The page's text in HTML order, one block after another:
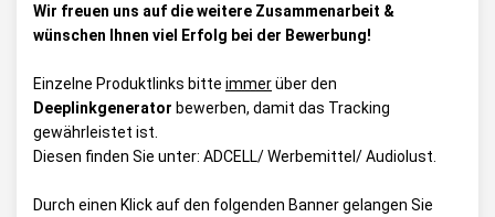
Wir freuen uns auf die weitere Zusammenarbeit &
wünschen Ihnen viel Erfolg bei der Bewerbung!
Einzelne Produktlinks bitte immerüber den
Deeplinkgenerator bewerben, damit das Tracking
gewährleistet ist.
Diesen finden Sie unter: ADCELL/ Werbemittel/ Audiolust
Durch einen Klick auf den folgenden Banner gelangen Sie